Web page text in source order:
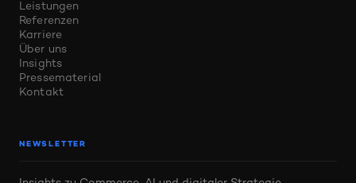
Leistungen
Referenzen
Karriere
Über uns
Insights
Pressematerial
Kontakt
NEWSLETTER